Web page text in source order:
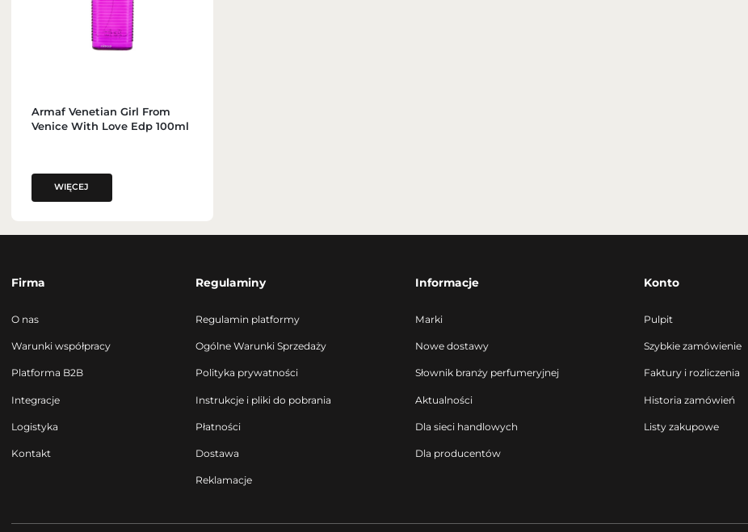
Armaf Venetian Girl From
Venice With Love Edp 100ml
WIĘCEJ
Firma
O nas
Warunki współpracy
Platforma B2B
Integracje
Logistyka
Kontakt
Regulaminy
Regulamin platformy
Ogólne Warunki Sprzedaży
Polityka prywatności
Instrukcje i pliki do pobrania
Płatności
Dostawa
Reklamacje
Informacje
Marki
Nowe dostawy
Słownik branży perfumeryjnej
Aktualności
Dla sieci handlowych
Dla producentów
Konto
Pulpit
Szybkie zamówienie
Faktury i rozliczenia
Historia zamówień
Listy zakupowe